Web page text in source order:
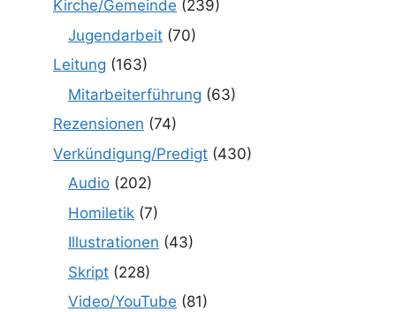
Kirche/Gemeinde (239)
Jugendarbeit (70)
Leitung (163)
Mitarbeiterführung (63)
Rezensionen (74)
Verkündigung/Predigt (430)
Audio (202)
Homiletik (7)
Illustrationen (43)
Skript (228)
Video/YouTube (81)